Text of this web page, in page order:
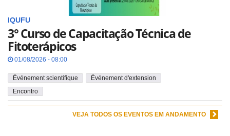
IQUFU
3° Curso de Capacitação Técnica de
Fitoterápicos
01/08/2026 - 08:00
Événement scientifique
Événement d'extension
Encontro
VEJA TODOS OS EVENTOS EM ANDAMENTO